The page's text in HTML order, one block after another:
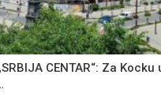
CENTAR“: Za